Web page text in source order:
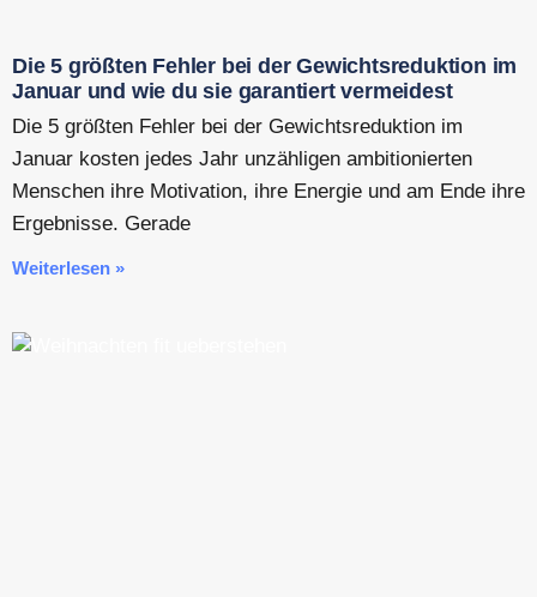
Die 5 größten Fehler bei der Gewichtsreduktion im
Januar und wie du sie garantiert vermeidest
Die 5 größten Fehler bei der Gewichtsreduktion im
Januar kosten jedes Jahr unzähligen ambitionierten
Menschen ihre Motivation, ihre Energie und am Ende ihre
Ergebnisse. Gerade
Weiterlesen »